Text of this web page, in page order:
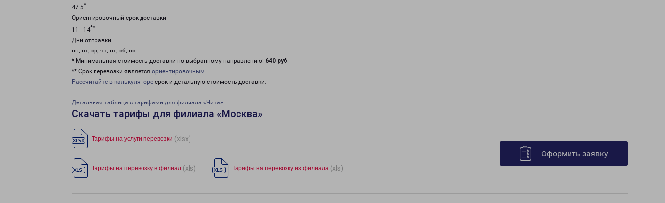
47.5*
Ориентировочный срок доставки
11 - 14**
Дни отправки
пн, вт, ср, чт, пт, сб, вс
* Минимальная стоимость доставки по выбранному направлению: 640 руб.
** Срок перевозки является ориентировочным
Рассчитайте в калькуляторе срок и детальную стоимость доставки.
Детальная таблица с тарифами для филиала «Чита»
Скачать тарифы для филиала «Москва»
Тарифы на услуги перевозки (xlsx)
Тарифы на перевозку в филиал (xls) Тарифы на перевозку из филиала (xls)
Оформить заявку